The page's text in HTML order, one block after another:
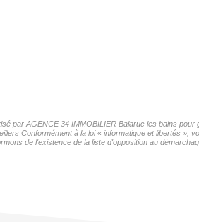
par AGENCE 34 IMMOBILIER Balaruc les bains
Conformément à la loi « informatique et libertés
de l'existence de la liste d'opposition au